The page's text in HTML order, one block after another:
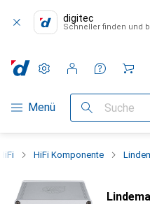
digitec
Schneller finden und
Navigation nach Kategorien
Menü Suche
Einstellungen
Kundenkonto
Vergleichslisten
Merklisten
Warenkorb
HiFi Komponente